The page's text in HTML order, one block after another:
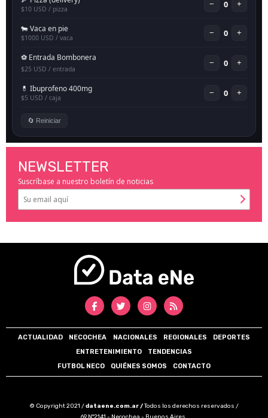
NEWSLETTER
Suscríbase a nuestro boletín de noticias
ACTUALIDAD NECOCHEA NACIONALES REGIONALES
DEPORTES
ENTRETENIMIENTO
TENDENCIAS
FUTBOL NECO
QUIÉNES SOMOS CONTACTO
© Copyright 2021 /dataene.com.ar /Todos los derechos reservados /